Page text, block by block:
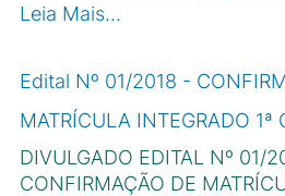
Leia Mais…
Edital Nº 01/2018 -
MATRÍCULA INTEGRADO 1ª
DIVULGADO EDITAL Nº 01/
CONFIRMAÇÃO DE